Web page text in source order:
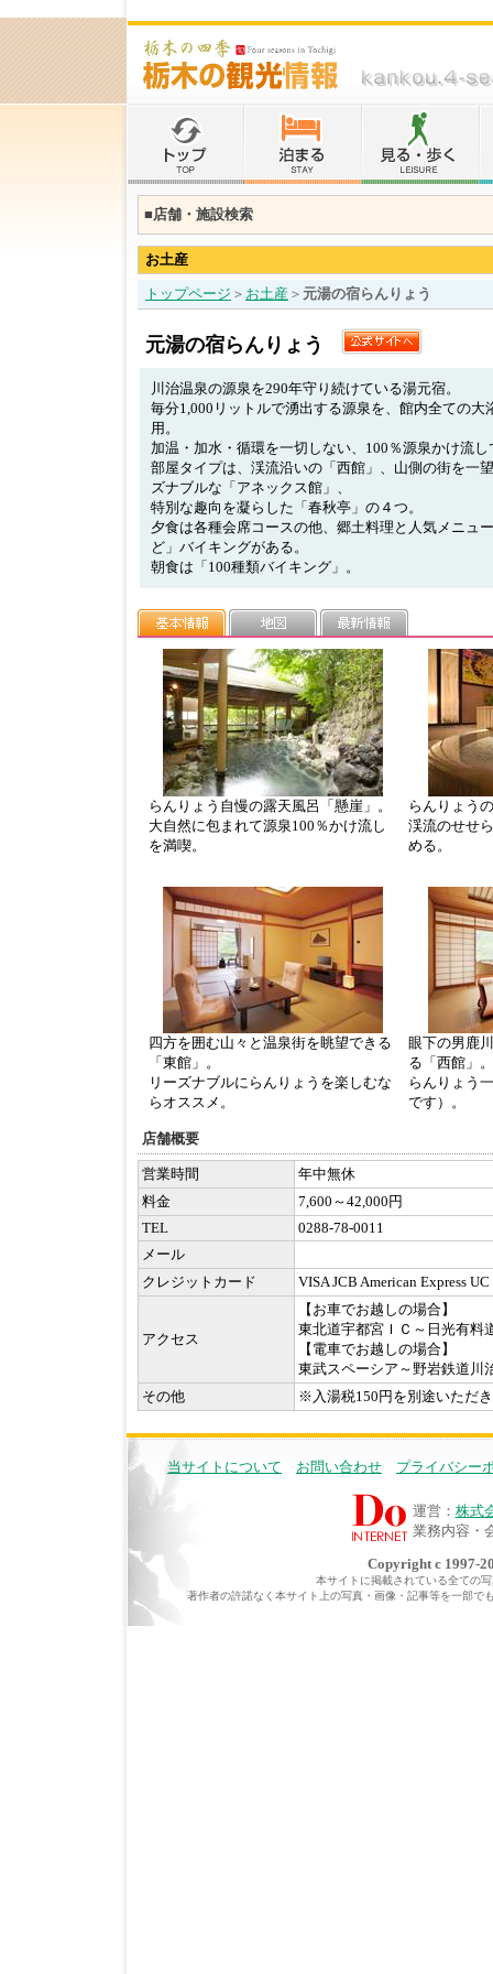
■店舗・施設検索
お土産
トップページ ＞ お土産 ＞ 元湯の宿らんりょう
元湯の宿らんりょう
川治温泉の源泉を290年守り続けている湯元宿。
毎分1,000リットルで湧出する源泉を、館内全ての大
用。
加温・加水・循環を一切しない、100％源泉かけ流
部屋タイプは、渓流沿いの「西館」、山側の街を一
ズナブルな「アネックス館」、
特別な趣向を凝らした「春秋亭」の４つ。
夕食は各種会席コースの他、郷土料理と人気メニュ
ど」バイキングがある。
朝食は「100種類バイキング」。
らんりょう自慢の露天風呂「懸崖」。
大自然に包まれて源泉100％かけ流し
を満喫。
らんりょう
渓流のせせ
める。
四方を囲む山々と温泉街を眺望できる
「東館」。
リーズナブルにらんりょうを楽しむな
らオススメ。
眼下の男鹿
る「西館」。
らんりょう
です）。
店舗概要
営業時間
年中無休
料金
7,600～42,000円
TEL
0288-78-0011
メール
クレジットカード
VISA JCB American Express
アクセス
【お車でお越しの場合】
東北道宇都宮ＩＣ～日光有料
【電車でお越しの場合】
東武スペーシア～野岩鉄道川
その他
※入湯税150円を別途いただ
当サイトについて お問い合わせ プライバシー
運営： 株式
業務内容・
Copyright c 1997-
本サイトに掲載されている全ての
著作者の許諾なく本サイト上の写真・画像・記事等を一部で